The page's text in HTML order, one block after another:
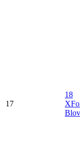
17
18
X